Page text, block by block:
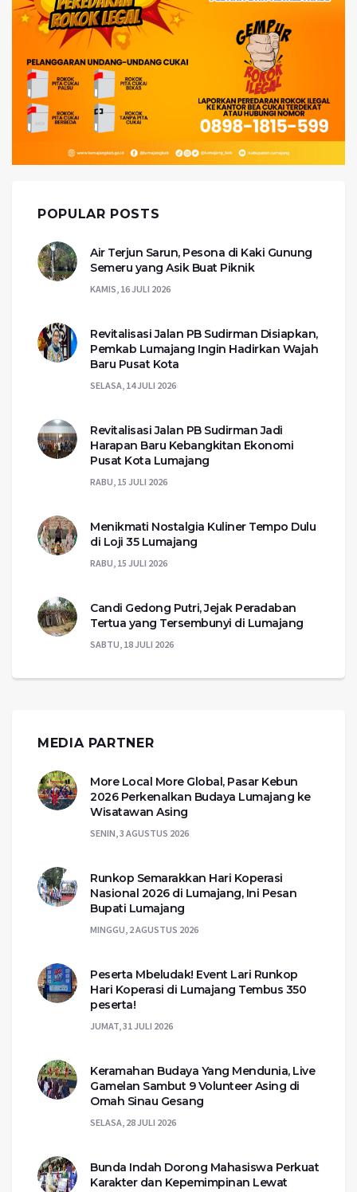
POPULAR POSTS
Air Terjun Sarun, Pesona di Kaki Gunung
Semeru yang Asik Buat Piknik
KAMIS, 16 JULI 2026
Revitalisasi Jalan PB Sudirman Disiapkan,
Pemkab Lumajang Ingin Hadirkan Wajah
Baru Pusat Kota
SELASA, 14 JULI 2026
Revitalisasi Jalan PB Sudirman Jadi
Harapan Baru Kebangkitan Ekonomi
Pusat Kota Lumajang
RABU, 15 JULI 2026
Menikmati Nostalgia Kuliner Tempo Dulu
di Loji 35 Lumajang
RABU, 15 JULI 2026
Candi Gedong Putri, Jejak Peradaban
Tertua yang Tersembunyi di Lumajang
SABTU, 18 JULI 2026
MEDIA PARTNER
More Local More Global, Pasar Kebun
2026 Perkenalkan Budaya Lumajang ke
Wisatawan Asing
SENIN, 3 AGUSTUS 2026
Runkop Semarakkan Hari Koperasi
Nasional 2026 di Lumajang, Ini Pesan
Bupati Lumajang
MINGGU, 2 AGUSTUS 2026
Peserta Mbeludak! Event Lari Runkop
Hari Koperasi di Lumajang Tembus 350
peserta!
JUMAT, 31 JULI 2026
Keramahan Budaya Yang Mendunia, Live
Gamelan Sambut 9 Volunteer Asing di
Omah Sinau Gesang
SELASA, 28 JULI 2026
Bunda Indah Dorong Mahasiswa Perkuat
Karakter dan Kepemimpinan Lewat